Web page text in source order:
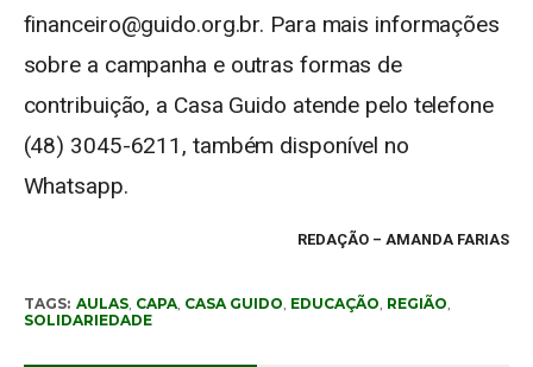
financeiro@guido.org.br. Para mais informações
sobre a campanha e outras formas de
contribuição, a Casa Guido atende pelo telefone
(48) 3045-6211, também disponível no
Whatsapp.
REDAÇÃO – AMANDA FARIAS
TAGS: AULAS, CAPA, CASA GUIDO EDUCAÇÃO REGIÃO
SOLIDARIEDADE